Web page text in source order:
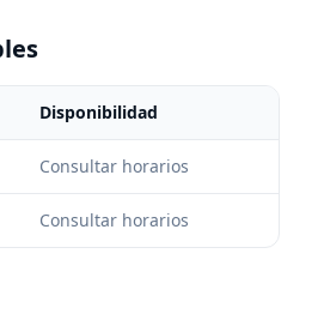
Disponibilidad
Consultar horarios
Consultar horarios